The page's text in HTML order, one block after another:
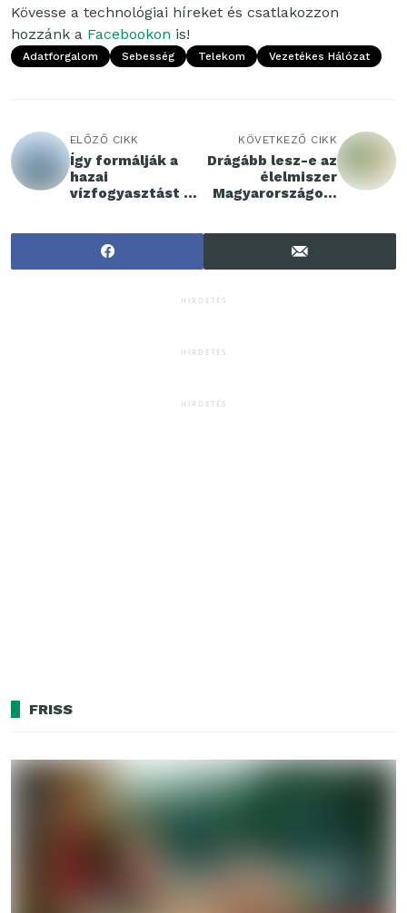
Kövesse a technológiai híreket és csatlakozzon
hozzánk a Facebookon is!
Adatforgalom Sebesség Telekom Vezetékes Hálózat
ELŐZŐ CIKK
Így formálják a
hazai
vízfogyasztást a
KÖVETKEZŐ CIKK
Drágább lesz-e az
élelmiszer
Magyarországon,
HIRDETÉS
HIRDETÉS
HIRDETÉS
FRISS